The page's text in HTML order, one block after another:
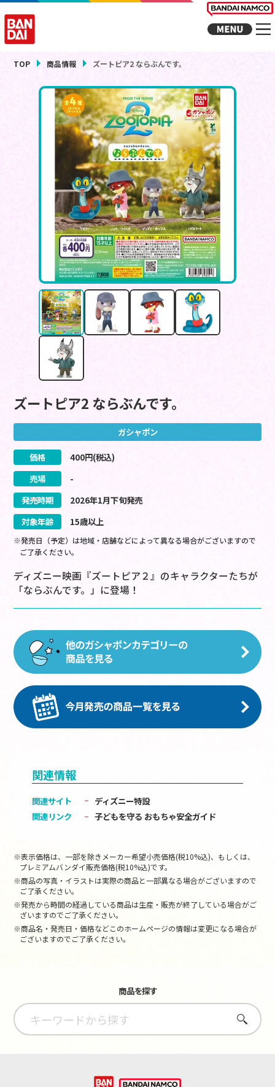
TOP 商品情報 ズートピア2 ならぶんです。
ズートピア2 ならぶんです。
ガシャポン
価格 400円(税込)
売場
-
発売時期
2026年1月下旬発売
対象年齢
15歳以上
※発売日（予定）は地域・店舗などによって異なる場合がございますので
ご了承ください。
ディズニー映画『ズートピア２』のキャラクターたちが
「ならぶんです。」に登場！
関連情報
関連サイト
ディズニー特設
関連リンク
子どもを守る おもちゃ安全ガイド
※表示価格は、一部を除きメーカー希望小売価格(税10%込)、もしくは、
プレミアムバンダイ販売価格(税10%込)です。
※商品の写真・イラストは実際の商品と一部異なる場合がございますので
ご了承ください。
※発売から時間の経過している商品は生産・販売が終了している場合がご
ざいますのでご了承ください。
※商品名・発売日・価格などこのホームページの情報は変更になる場合が
ございますのでご了承ください。
商品を探す
さがす